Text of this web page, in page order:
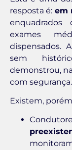
resposta é: em
exames
dispensados.
sem
demonstrou,
com segurança.
Existem,